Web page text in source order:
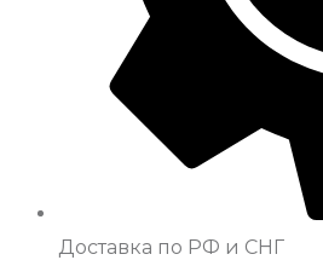
Доставка по РФ и СНГ